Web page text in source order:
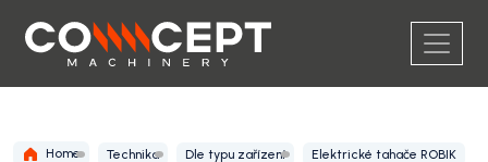
Home Technika Dle typu zařízení
Elektrické tahače ROBIK